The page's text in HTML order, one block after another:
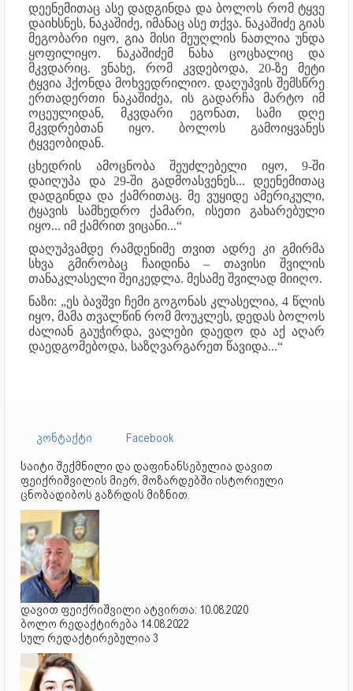
დეენემითაც ასე დადგინდა და ბოლოს რომ ტყვე
დაიხსნეს, ნაკაშიძე, იმანაც ასე თქვა. ნაკაშიძე გიას
მეგობარი იყო, გია მისი მეუღლის ნათლია უნდა
ყოფილიყო. ნაკაშიძემ ნახა ცოცხალიც და
მკვდარიც. ვნახე, რომ კვდებოდა, 20-ზე მეტი
ტყვია ჰქონდა მოხვედრილიო. დაღუპვის შემსწრე
ერთადერთი ნაკაშიძეა, ის გადარჩა მარტო იმ
ოცეულიდან, მკვდარი ეგონათ, სამი დღე
მკვდრებთან იყო. ბოლოს გამოიყვანეს
ტყვეობიდან.
ცხედრის ამოცნობა შეუძლებელი იყო, 9-ში
დაიღუპა და 29-ში გადმოასვენეს... დეენემითაც
დადგინდა და ქამრითაც. მე ვუყიდე ამერიკული,
ტყავის სამხედრო ქამარი, ისეთი გახარებული
იყო... იმ ქამრით ვიცანი...“
დაღუპვამდე რამდენიმე თვით ადრე კი გმირმა
სხვა გმირობაც ჩაიდინა – თავისი შვილის
თანაკლასელი შეიკედლა. მესამე შვილად მიიღო.
ნაზი: „ეს ბავშვი ჩემი გოგონას კლასელია, 4 წლის
იყო, მამა თვალწინ რომ მოუკლეს, დედას ბოლოს
ძალიან გაუჭირდა, ვალები დაედო და აქ აღარ
დაედგომებოდა, საზღვარგარეთ წავიდა...“
კონტაქტი
Facebook
საიტი შექმნილი და დაფინანსებულია დავით
ფეიქრიშვილის მიერ, მოზარდებში ისტორიული
ცნობადიბოს გაზრდის მიზნით.
დავით ფეიქრიშვილი ატვირთა: 10.08.2020
ბოლო რედაქტირება 14.08.2022
სულ რედაქტირებულია 3